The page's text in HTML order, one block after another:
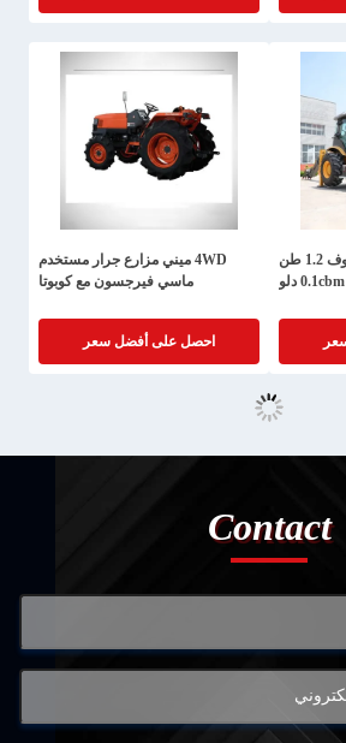
ديزل جرار محمولة مكشوف 1.2 طن
4WD ميني مزارع جرار مستخدم
ماسي فيرجسون مع كوبوتا
احصل على أفضل سعر
Contact